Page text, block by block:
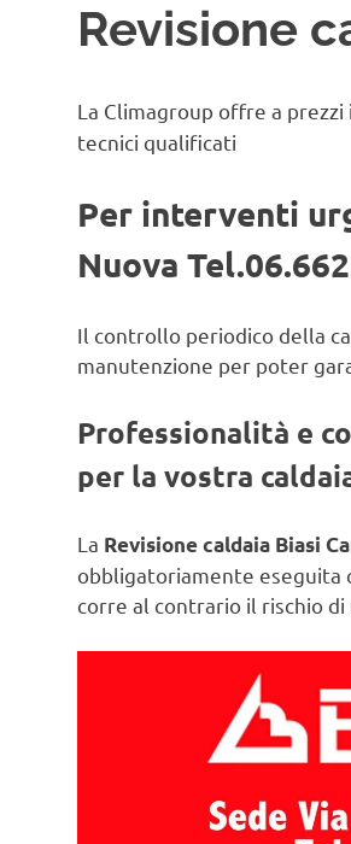
Revisione
La Climagroup offre a
tecnici qualificati
Per interventi
Nuova
Il controllo periodico della
manutenzione per poter
Professionalità e
per la vostra
La Revisione caldaia Biasi
obbligatoriamente eseguita
corre al contrario il rischio di